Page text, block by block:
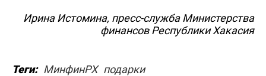
Ирина Истомина, пресс-служба Министерства
финансов Республики Хакасия
Теги: МинфинРХ подарки